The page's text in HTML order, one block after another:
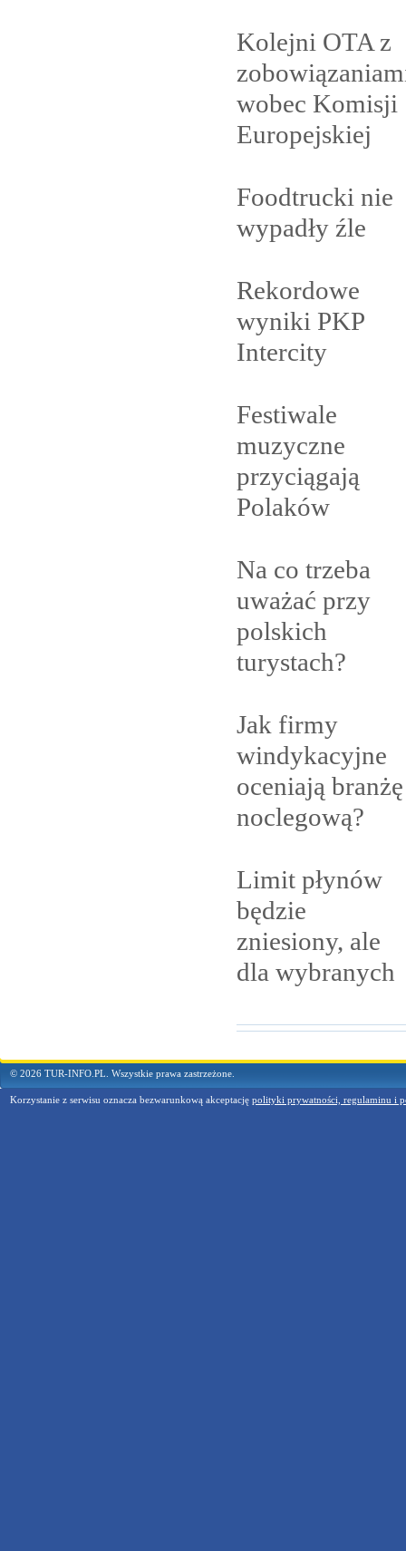
Kolejni OTA z
wobec Komisji
Europejskiej
Foodtrucki nie
wypadły źle
Rekordowe
wyniki PKP
Intercity
Festiwale
muzyczne
przyciągają
Polaków
Na co trzeba
uważać przy
polskich
turystach?
Jak firmy
windykacyjne
oceniają branżę
noclegową?
Limit płynów
będzie
zniesiony, ale
dla wybranych
© 2026 TUR-INFO.PL. Wszystkie prawa zastrzeżone.
Korzystanie z serwisu oznacza bezwarunkową akceptację polityki prywatności, regulaminu i